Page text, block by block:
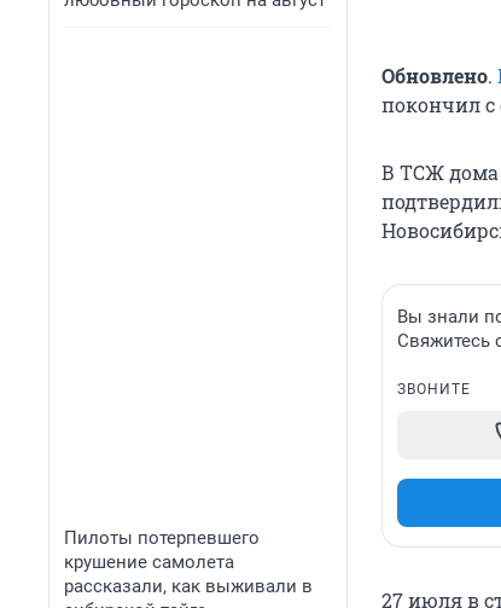
Пилоты потерпевшего
крушение самолета
рассказали, как выживали в
Обновлено.
покончил с
В ТСЖ дома
Вы знали
Свяжитесь
ЗВОНИТЕ
27 июля в